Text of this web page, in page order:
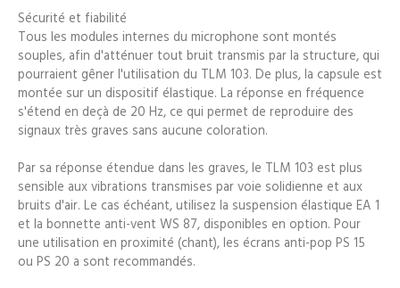
Sécurité et fiabilité
Tous les modules internes du microphone sont montés
souples, afin d'atténuer tout bruit transmis par la structure, qui
pourraient gêner l'utilisation du TLM 103. De plus, la capsule est
montée sur un dispositif élastique. La réponse en fréquence
s'étend en deçà de 20 Hz, ce qui permet de reproduire des
signaux très graves sans aucune coloration.
Par sa réponse étendue dans les graves, le TLM 103 est plus
sensible aux vibrations transmises par voie solidienne et aux
bruits d'air. Le cas échéant, utilisez la suspension élastique EA 1
et la bonnette anti-vent WS 87, disponibles en option. Pour
une utilisation en proximité (chant), les écrans anti-pop PS 15
ou PS 20 a sont recommandés.